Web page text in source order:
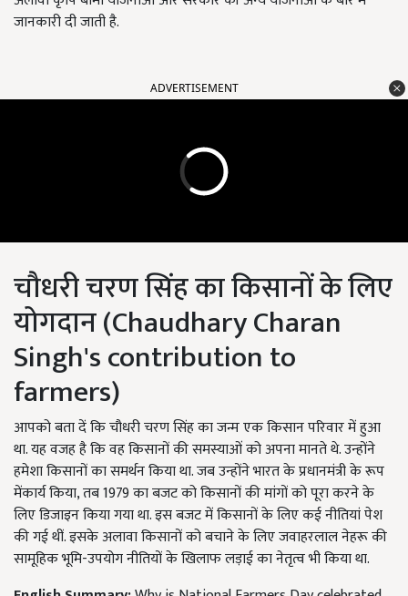
जानकारी दी जाती है.
ADVERTISEMENT
चौधरी चरण सिंह का किसानों के लिए
योगदान (Chaudhary Charan
Singh's contribution to
farmers)
आपको बता दें कि चौधरी चरण सिंह का जन्म एक किसान परिवार में हुआ
था. यह वजह है कि वह किसानों की समस्याओं को अपना मानते थे. उन्होंने
हमेशा किसानों का समर्थन किया था. जब उन्होंने भारत के प्रधानमंत्री के रूप
मेंकार्य किया, तब 1979 का बजट को किसानों की मांगों को पूरा करने के
लिए डिजाइन किया गया था. इस बजट में किसानों के लिए कई नीतियां पेश
की गई थीं. इसके अलावा किसानों को बचाने के लिए जवाहरलाल नेहरू की
सामूहिक भूमि-उपयोग नीतियों के खिलाफ लड़ाई का नेतृत्व भी किया था.